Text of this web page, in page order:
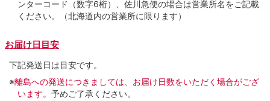
ンターコード（数字6桁）、佐川急便の場合は営業所名をご記載
ください。（北海道内の営業所に限ります）
お届け日目安
下記発送日は目安です。
※離島への発送につきましては、お届け日数をいただく場合がござ
います。 予めご了承ください。